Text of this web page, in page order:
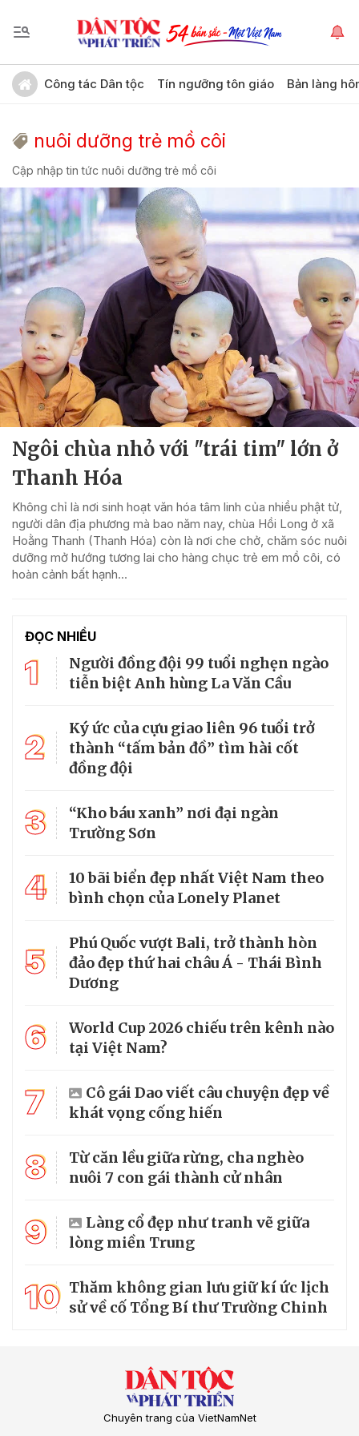
Công tác Dân tộc Tín ngưỡng tôn giáo Bản làng
nuôi dưỡng trẻ mồ côi
Cập nhập tin tức nuôi dưỡng trẻ mồ côi
Ngôi chùa nhỏ với "trái tim" lớn ở
Thanh Hóa
Không chỉ là nơi sinh hoạt văn hóa tâm linh của nhiều phật tử,
người dân địa phương mà bao năm nay, chùa Hồi Long ở xã
Hoằng Thanh (Thanh Hóa) còn là nơi che chở, chăm sóc nuôi
dưỡng mở hướng tương lai cho hàng chục trẻ em mồ côi, có
hoàn cảnh bất hạnh...
ĐỌC NHIỀU
1
Người đồng đội 99 tuổi nghẹn ngào
tiễn biệt Anh hùng La Văn Cầu
2
Ký ức của cựu giao liên 96 tuổi trở
thành “tấm bản đồ” tìm hài cốt
đồng đội
3
“Kho báu xanh” nơi đại ngàn
Trường Sơn
4
10 bãi biển đẹp nhất Việt Nam theo
bình chọn của Lonely Planet
5
Phú Quốc vượt Bali, trở thành hòn
đảo đẹp thứ hai châu Á - Thái Bình
Dương
6
World Cup 2026 chiếu trên kênh nào
tại Việt Nam?
7
Cô gái Dao viết câu chuyện đẹp về
khát vọng cống hiến
8
Từ căn lều giữa rừng, cha nghèo
nuôi 7 con gái thành cử nhân
9
Làng cổ đẹp như tranh vẽ giữa
lòng miền Trung
10 Thăm không gian lưu giữ kí ức lịch
sử về cố Tổng Bí thư Trường Chinh
Chuyên trang của VietNamNet